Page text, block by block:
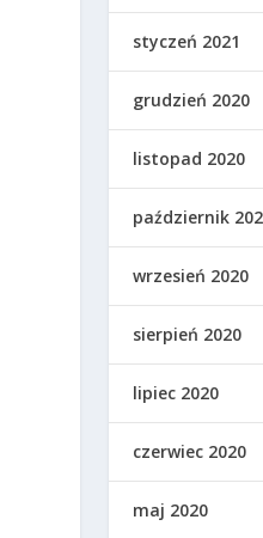
styczeń 2021
grudzień 2020
listopad 2020
październik
wrzesień 2020
sierpień 2020
lipiec 2020
czerwiec 2020
maj 2020